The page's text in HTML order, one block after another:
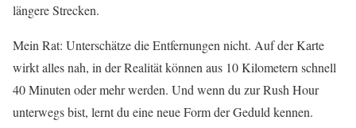
längere Strecken.
Mein Rat: Unterschätze die Entfernungen nicht. Auf der Karte
wirkt alles nah, in der Realität können aus 10 Kilometern schnell
40 Minuten oder mehr werden. Und wenn du zur Rush Hour
unterwegs bist, lernt du eine neue Form der Geduld kennen.